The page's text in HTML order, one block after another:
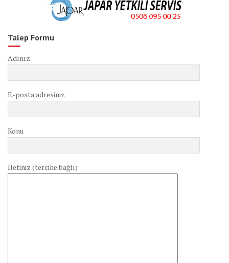
Talep Formu
Adınız
E-posta adresiniz
Konu
İletiniz (tercihe bağlı)